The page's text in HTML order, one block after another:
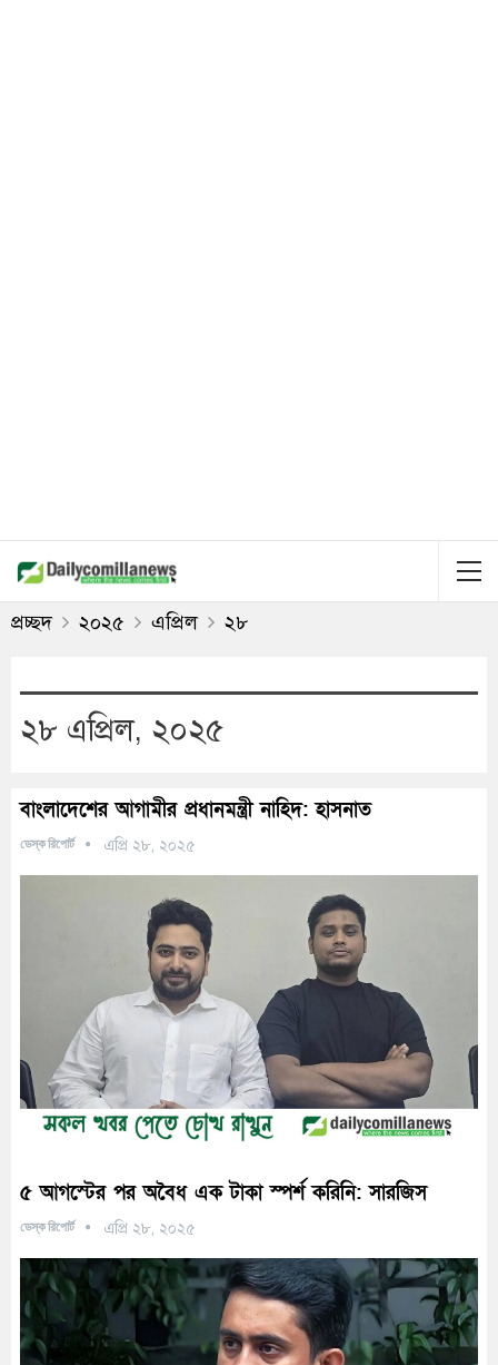
প্রচ্ছদ ২০২৫ এপ্রিল ২৮
২৮ এপ্রিল, ২০২৫
বাংলাদেশের আগামীর প্রধানমন্ত্রী নাহিদ: হাসনাত
ডেস্ক রিপোর্ট এপ্রি ২৮, ২০২৫
৫ আগস্টের পর অবৈধ এক টাকা স্পর্শ করিনি: সারজিস
ডেস্ক রিপোর্ট এপ্রি ২৮, ২০২৫